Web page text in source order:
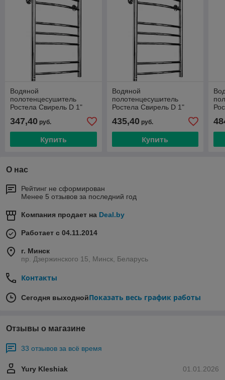
Водяной
полотенцесушитель
Ростела Свирель D 1"
347,40 руб.
Купить
Водяной
полотенцесушитель
Ростела Свирель D 1"
435,40руб.
Купить
О нас
Рейтинг не сформирован
Менее 5 отзывов за последний год
Компания продает на Deal.by
Работает с 04.11.2014
г. Минск
пр. Дзержинского 15, Минск, Беларусь
Контакты
Сегодня выходнойПоказать весь график работы
Отзывы о магазине
33 отзывов за всё время
01.01.2026
Yury Kleshiak